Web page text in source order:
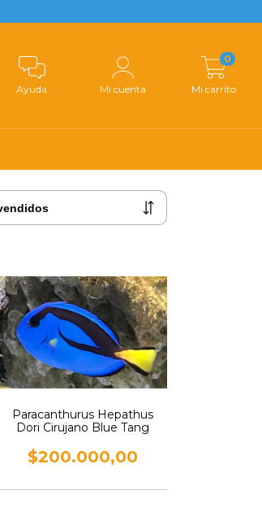
Ayuda Mi cuenta Mi carrito
0
Paracanthurus Hepathus
Dori Cirujano Blue Tang
$200.000,00